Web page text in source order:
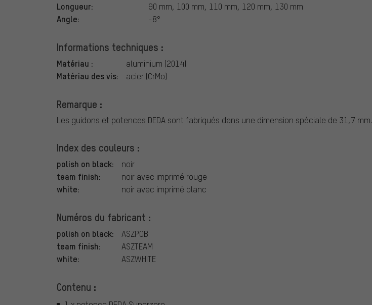
Longueur: 90 mm, 100 mm, 110 mm, 120 mm, 130 mm
Angle: -8°
Informations techniques :
Matériau : aluminium (2014)
Matériau des vis: acier (CrMo)
Remarque :
Les guidons et potences DEDA sont fabriqués dans une dimension spéciale de 31,7 mm.
Index des couleurs :
polish on black: noir
team finish: noir avec imprimé rouge
white: noir avec imprimé blanc
Numéros du fabricant :
polish on black: ASZPOB
team finish: ASZTEAM
white: ASZWHITE
Contenu :